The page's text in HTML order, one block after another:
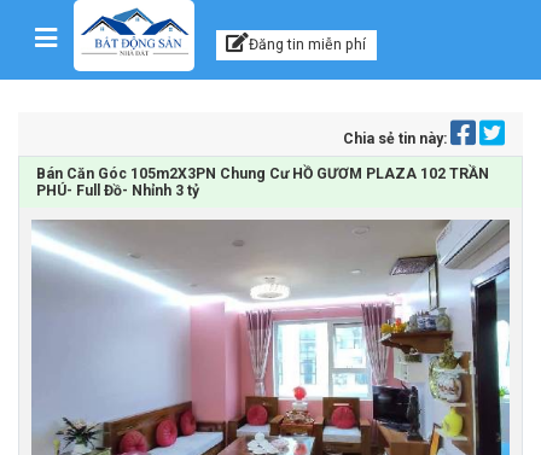
Skip to content Kênh thông tin, tư vấn
Đăng tin miễn phí
Chia sẻ tin này:
Bán Căn Góc 105m2X3PN Chung Cư HỒ GƯƠM PLAZA 102 TRẦN
PHÚ- Full Đồ- Nhỉnh 3 tỷ